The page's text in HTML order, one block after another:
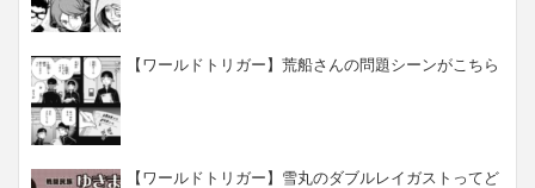
【ワールドトリガー】荒船さんの問題シーンがこちら
【ワールドトリガー】雪丸のダブルレイガストってど